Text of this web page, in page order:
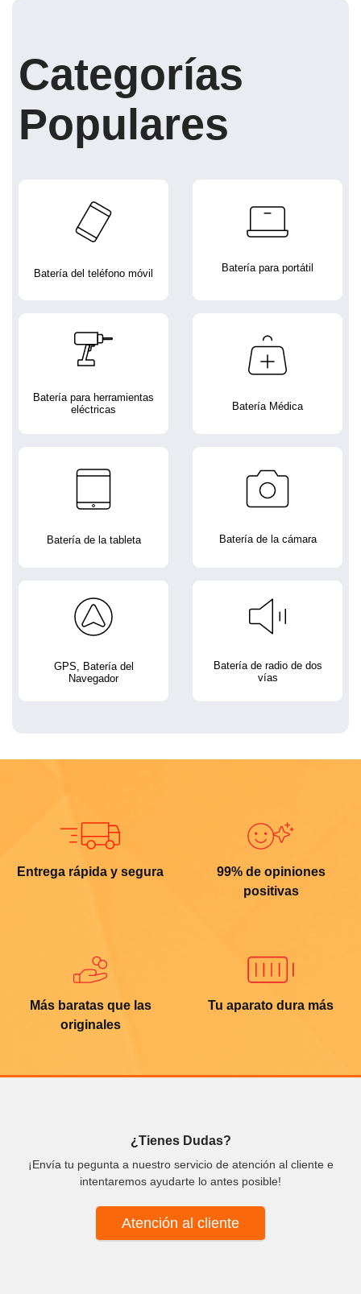
Categorías
Populares
Batería del teléfono móvil Batería para portátil
Batería para herramientas
eléctricas
Batería Médica
Batería de la tableta Batería de la cámara
GPS, Batería del
Navegador
Batería de radio de dos
vías
Entrega rápida y segura
99% de opiniones
positivas
Más baratas que las
originales
Tu aparato dura más
¿Tienes Dudas?
¡Envía tu pegunta a nuestro servicio de atención al cliente e
intentaremos ayudarte lo antes posible!
Atención al cliente